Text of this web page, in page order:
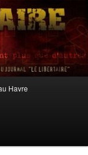
Havre